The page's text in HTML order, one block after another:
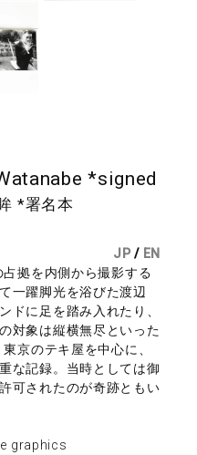
*signed
*署名本
JP / EN
拠を内側から撮影する
一躍脚光を浴びた渡辺
ドに足を踏み入れたり、
対象は縦横無尽といった
京のテキ屋を中心に、
な記録。当時としては御
可されたのが奇跡ともい
graphics